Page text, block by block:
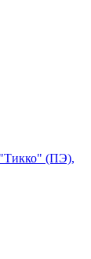
"Тикко" (ПЭ),